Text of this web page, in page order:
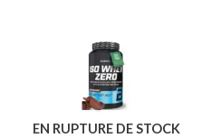
EN RUPTURE DE STOCK